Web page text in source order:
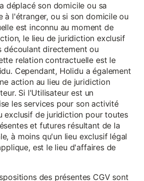
déplacé son domicile ou sa
à l'étranger, ou si son domicile ou
est inconnu au moment de
le lieu de juridiction exclusif
découlant directement ou
relation contractuelle est le
Cependant, Holidu a également
action au lieu de juridiction
Si l'Utilisateur est un
les services pour son activité
exclusif de juridiction pour toutes
et futures résultant de la
à moins qu'un lieu exclusif légal
est le lieu d'affaires de
des présentes CGV sont